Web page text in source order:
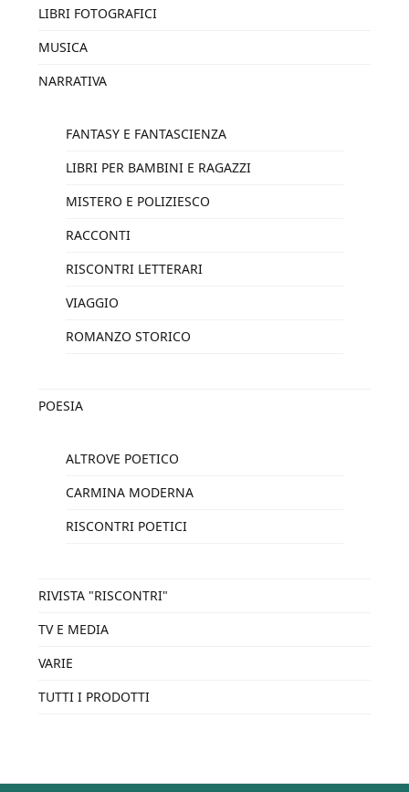
LIBRI FOTOGRAFICI
MUSICA
NARRATIVA
FANTASY E FANTASCIENZA
LIBRI PER BAMBINI E RAGAZZI
MISTERO E POLIZIESCO
RACCONTI
RISCONTRI LETTERARI
VIAGGIO
ROMANZO STORICO
POESIA
ALTROVE POETICO
CARMINA MODERNA
RISCONTRI POETICI
RIVISTA "RISCONTRI"
TV E MEDIA
VARIE
TUTTI I PRODOTTI